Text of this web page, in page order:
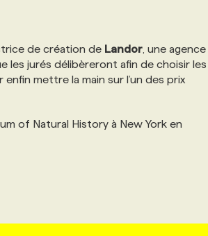
de création de Landor , une agence
les jurés délibèreront afin de choisir les
mettre la main sur l’un des prix
of Natural History à New York en